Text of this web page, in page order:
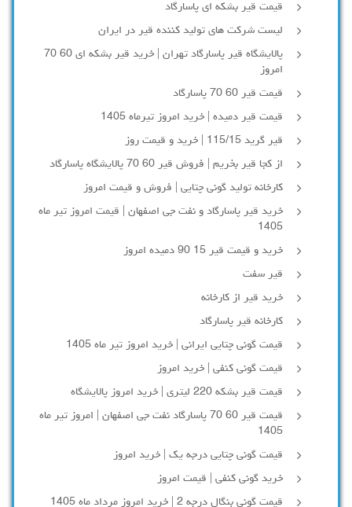
قیمت قیر بشکه ای پاسارگاد
لیست شرکت های تولید کننده قیر در ایران
پالایشگاه قیر پاسارگاد تهران | خرید قیر بشکه ای 60 70
امروز
قیمت قیر 60 70 پاسارگاد
قیمت قیر دمیده | خرید امروز تیرماه 1405
قیر گرید 115/15 | خرید و قیمت روز
از کجا قیر بخریم | فروش قیر 60 70 پالایشگاه پاسارگاد
کارخانه تولید گونی چتایی | فروش و قیمت امروز
خرید قیر پاسارگاد و نفت جی اصفهان | قیمت امروز تیر ماه
1405
خرید و قیمت قیر 15 90 دمیده امروز
قیر سفت
خرید قیر از کارخانه
کارخانه قیر پاسارگاد
قیمت گونی چتایی ایرانی | خرید امروز تیر ماه 1405
قیمت گونی کنفی | خرید امروز
قیمت قیر بشکه 220 لیتری | خرید امروز پالایشگاه
قیمت قیر 60 70 پاسارگاد نفت جی اصفهان | امروز تیر ماه
1405
قیمت گونی چتایی درجه یک | خرید امروز
خرید گونی کنفی | قیمت امروز
قیمت گونی بنگال درجه 2 | خرید امروز مرداد ماه 1405